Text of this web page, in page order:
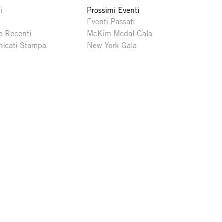
Recenti
Stampa
Prossimi Eventi
Eventi Passati
McKim Medal Gala
New York Gala